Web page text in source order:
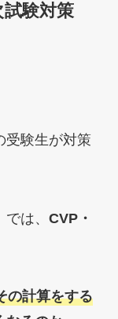
験対策
受験生が対策
は、 CVP・
の計算をする